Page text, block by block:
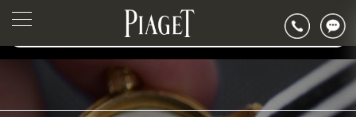
▲
▼
2026年6月伯爵北京市售后服务网络优化升级公告
2026年6月北京市伯爵官方售后客户服务热线：400-882-0752
2026年6月伯爵售后服务中心最新网点地址：
北京市东城区东长安街1号东方广场写字楼W3座6层602室（需提前预约）
北京市朝阳区建国门外大街甲6号华熙国际中心写字楼D座11层1102室（需提前预约）